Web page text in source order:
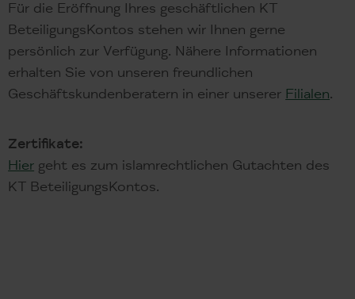
Für die Eröffnung Ihres geschäftlichen KT
BeteiligungsKontos stehen wir Ihnen gerne
persönlich zur Verfügung. Nähere Informationen
erhalten Sie von unseren freundlichen
Geschäftskundenberatern in einer unserer Filialen
Zertifikate:
Hier geht es zum islamrechtlichen Gutachten des
KT BeteiligungsKontos.